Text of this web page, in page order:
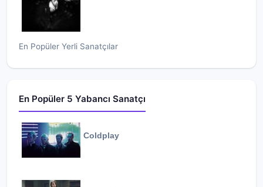
En Popüler Yerli Sanatçılar
En Popüler 5 Yabancı Sanatçı
Coldplay